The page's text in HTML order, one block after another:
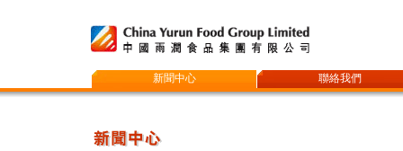
新聞中心 聯絡我們